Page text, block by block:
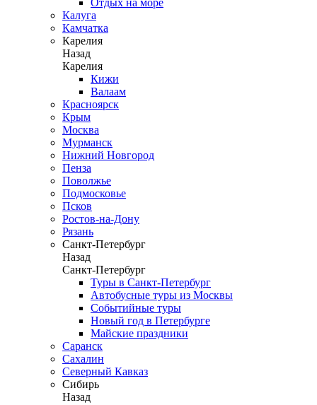
Отдых на море
Калуга
Камчатка
Карелия
Назад
Карелия
Кижи
Валаам
Красноярск
Крым
Москва
Мурманск
Нижний Новгород
Пенза
Поволжье
Подмосковье
Псков
Ростов-на-Дону
Рязань
Санкт-Петербург
Назад
Санкт-Петербург
Туры в Санкт-Петербург
Автобусные туры из Москвы
Событийные туры
Новый год в Петербурге
Майские праздники
Саранск
Сахалин
Северный Кавказ
Сибирь
Назад